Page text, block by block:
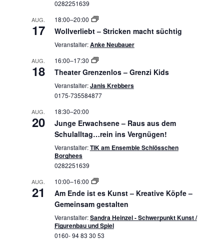
0282251639
AUG.
17
18:00–20:00
Wollverliebt – Stricken macht süchtig
Veranstalter:Anke Neubauer
AUG.
18
16:00–17:30
Theater Grenzenlos – Grenzi Kids
Veranstalter:Janis Krebbers
0175-735584877
AUG.
20
18:30–20:00
Junge Erwachsene – Raus aus dem
Schulalltag…rein ins Vergnügen!
Veranstalter:TIK am Ensemble Schlösschen
Borghees
0282251639
AUG.
21
10:00–16:00
Am Ende ist es Kunst – Kreative Köpfe –
Gemeinsam gestalten
Veranstalter:Sandra Heinzel - Schwerpunkt Kunst /
Figurenbau und Spiel
0160- 94 83 30 53